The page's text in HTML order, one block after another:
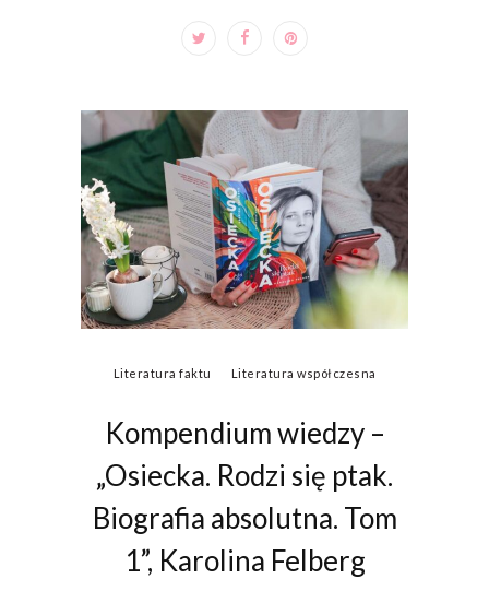
Literatura faktu Literatura współczesna
Kompendium wiedzy –
„Osiecka. Rodzi się ptak.
Biografia absolutna. Tom
1”, Karolina Felberg